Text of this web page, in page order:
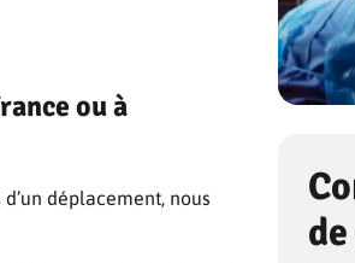
ou à
déplacement, nous